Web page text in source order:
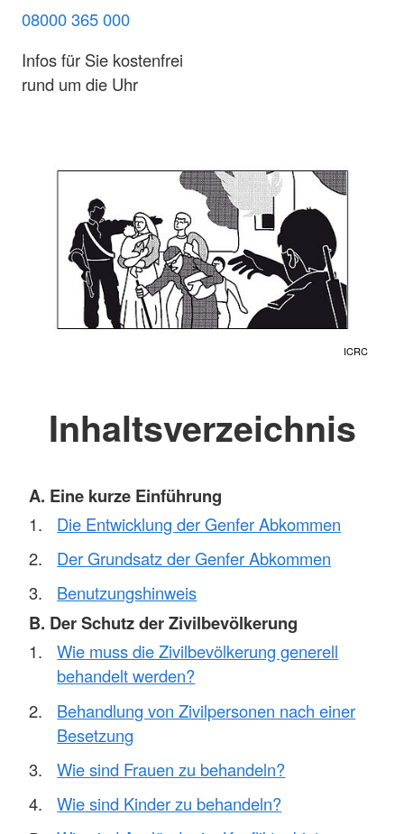
08000 365 000
Infos für Sie kostenfrei
rund um die Uhr
ICRC
Inhaltsverzeichnis
A. Eine kurze Einführung
Die Entwicklung der Genfer Abkommen
Der Grundsatz der Genfer Abkommen
Benutzungshinweis
B. Der Schutz der Zivilbevölkerung
Wie muss die Zivilbevölkerung generell
behandelt werden?
Behandlung von Zivilpersonen nach einer
Besetzung
Wie sind Frauen zu behandeln?
Wie sind Kinder zu behandeln?